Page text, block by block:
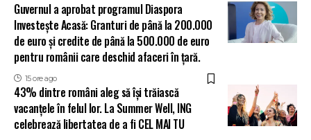
Guvernul a aprobat programul Diaspora
Investește Acasă: Granturi de până la 200.000
de euro și credite de până la 500.000 de euro
pentru românii care deschid afaceri în țară.
15 ore ago
43% dintre români aleg să își trăiască
vacanțele în felul lor. La Summer Well, ING
celebrează libertatea de a fi CEL MAI TU